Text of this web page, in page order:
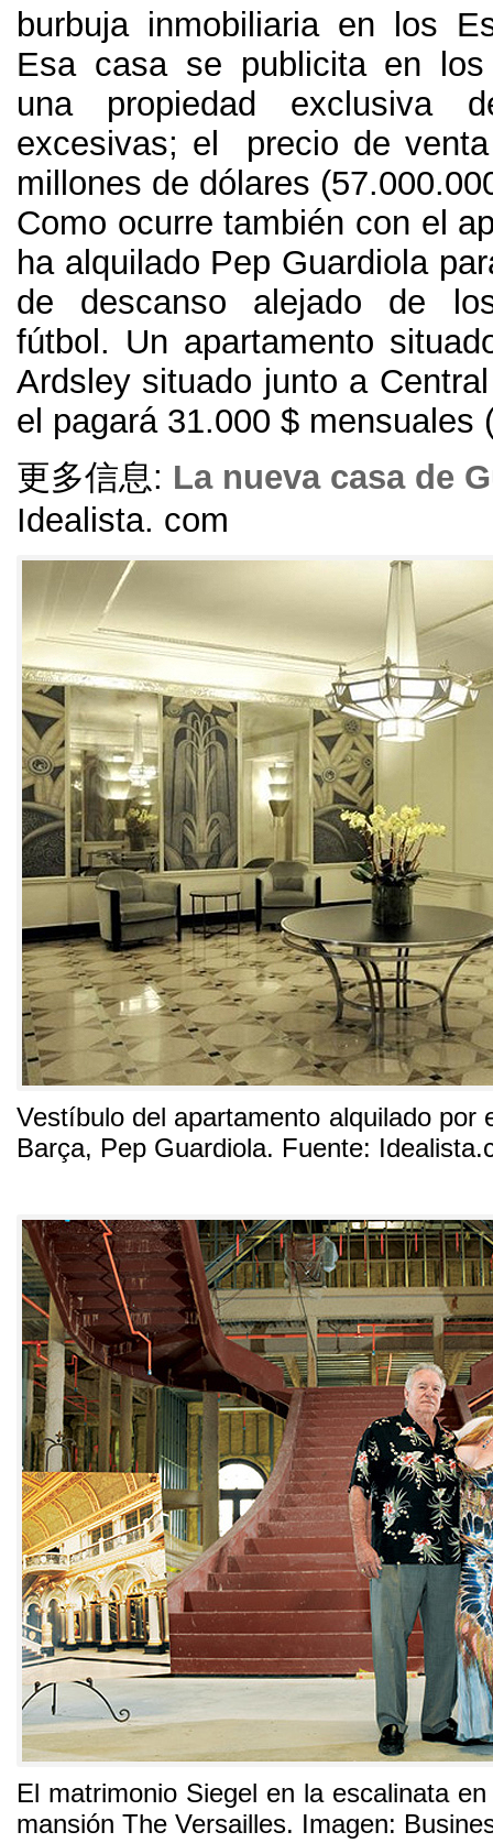
burbuja inmobiliaria en los
Esa casa se publicita en
una propiedad exclusiva
excesivas; el precio de
millones de dólares
Como ocurre también con el
ha alquilado Pep Guardiola
de descanso alejado de
fútbol. Un apartamento
Ardsley situado junto a
el pagará31.000 $ mensuales
更多信息: La nueva casa de
Idealista. com
Vestíbulo del apartamento alquilado por
Barça, Pep Guardiola. Fuente:
El matrimonio Siegel en la escalinata
mansión The Versailles. Imagen: